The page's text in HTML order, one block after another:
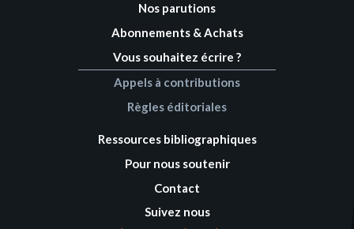
Nos parutions
Abonnements & Achats
Vous souhaitez écrire ?
Appels à contributions
Règles éditoriales
Ressources bibliographiques
Pour nous soutenir
Contact
Suivez nous